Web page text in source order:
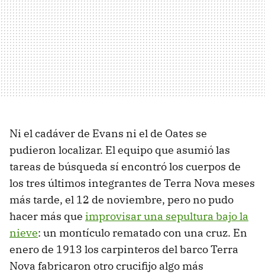
Ni el cadáver de Evans ni el de Oates se
pudieron localizar. El equipo que asumió las
tareas de búsqueda sí encontró los cuerpos de
los tres últimos integrantes de Terra Nova meses
más tarde, el 12 de noviembre, pero no pudo
hacer más que improvisar una sepultura bajo la
nieve: un montículo rematado con una cruz. En
enero de 1913 los carpinteros del barco Terra
Nova fabricaron otro crucifijo algo más